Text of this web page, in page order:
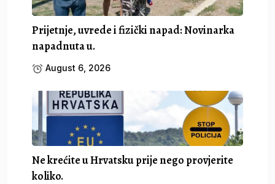
Prijetnje, uvrede i fizički napad: Novinarka
napadnuta u.
August 6, 2026
Ne krećite u Hrvatsku prije nego provjerite
koliko.